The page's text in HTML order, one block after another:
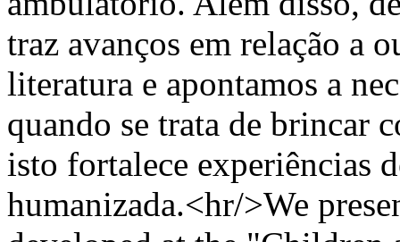
traz avanços em relação a
literatura e apontamos a
quando se trata de brincar
isto fortalece experiências
humanizada.<hr/>We